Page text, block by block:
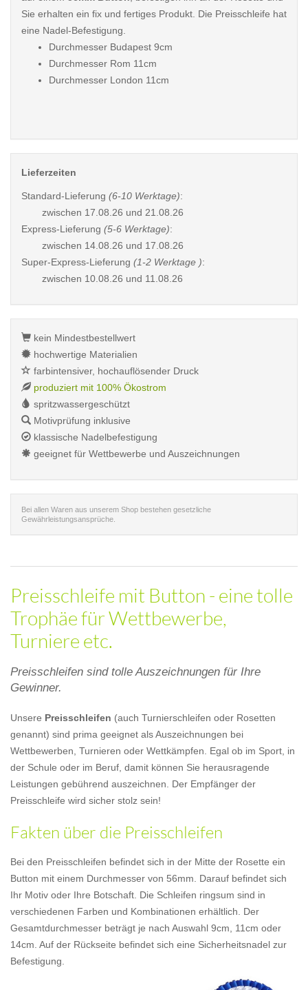
Sie erhalten ein fix und fertiges Produkt. Die Preisschleife hat
eine Nadel-Befestigung.
Durchmesser Budapest 9cm
Durchmesser Rom 11cm
Durchmesser London 11cm
Lieferzeiten
Standard-Lieferung (6-10 Werktage):
zwischen 17.08.26 und 21.08.26
Express-Lieferung (5-6 Werktage):
zwischen 14.08.26 und 17.08.26
Super-Express-Lieferung (1-2 Werktage ):
zwischen 10.08.26 und 11.08.26
kein Mindestbestellwert
hochwertige Materialien
farbintensiver, hochauflösender Druck
produziert mit 100% Ökostrom
spritzwassergeschützt
Motivprüfung inklusive
klassische Nadelbefestigung
geeignet für Wettbewerbe und Auszeichnungen
Bei allen Waren aus unserem Shop bestehen gesetzliche
Gewährleistungsansprüche.
Preisschleife mit Button - eine tolle
Trophäe für Wettbewerbe,
Turniere etc.
Preisschleifen sind tolle Auszeichnungen für Ihre
Gewinner.
Unsere Preisschleifen (auch Turnierschleifen oder Rosetten
genannt) sind prima geeignet als Auszeichnungen bei
Wettbewerben, Turnieren oder Wettkämpfen. Egal ob im Sport, in
der Schule oder im Beruf, damit können Sie herausragende
Leistungen gebührend auszeichnen. Der Empfänger der
Preisschleife wird sicher stolz sein!
Fakten über die Preisschleifen
Bei den Preisschleifen befindet sich in der Mitte der Rosette ein
Button mit einem Durchmesser von 56mm. Darauf befindet sich
Ihr Motiv oder Ihre Botschaft. Die Schleifen ringsum sind in
verschiedenen Farben und Kombinationen erhältlich. Der
Gesamtdurchmesser beträgt je nach Auswahl 9cm, 11cm oder
14cm. Auf der Rückseite befindet sich eine Sicherheitsnadel zur
Befestigung.